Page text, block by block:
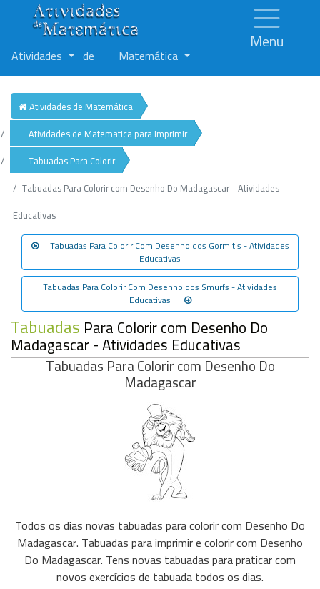
Menu
Atividades de Matemática
Atividades de Matemática
Atividades de Matematica para Imprimir
Tabuadas Para Colorir
Tabuadas Para Colorir com Desenho Do Madagascar - Atividades
Educativas
Tabuadas Para Colorir Com Desenho dos Gormitis - Atividades
Educativas
Tabuadas Para Colorir Com Desenho dos Smurfs - Atividades
Educativas
Tabuadas Para Colorir com Desenho Do
Madagascar - Atividades Educativas
Tabuadas Para Colorir com Desenho Do
Madagascar
Todos os dias novas tabuadas para colorir com Desenho Do
Madagascar. Tabuadas para imprimir e colorir com Desenho
Do Madagascar. Tens novas tabuadas para praticar com
novos exercícios de tabuada todos os dias.